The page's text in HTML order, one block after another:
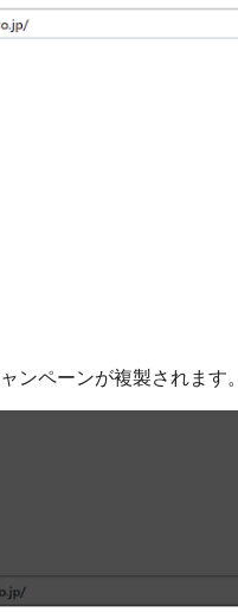
ンペーンが複製されます。